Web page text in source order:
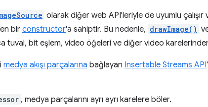
olarak diğer web API'leriyle de uyumlu çalışır
bir constructor'a sahiptir. Bu nedenle, drawImage()
tuval, bit eşlem, video öğeleri ve diğer video
medya akışı parçalarına bağlayan Insertable Streams API
, medya parçalarını ayrı ayrı karelere böler.